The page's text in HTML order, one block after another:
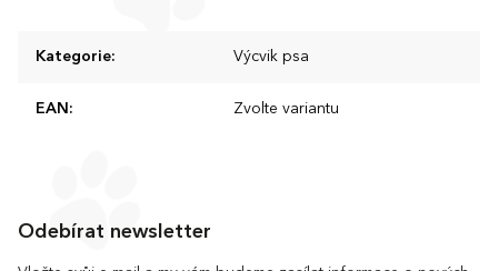
Kategorie: Výcvik psa
EAN : Zvolte variantu
Odebírat newsletter